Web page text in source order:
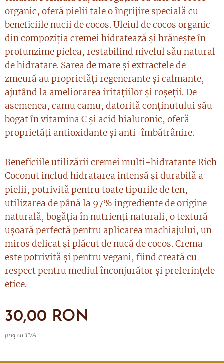
organic, oferă pielii tale o îngrijire specială cu
beneficiile nucii de cocos. Uleiul de cocos organic
din compoziția cremei hidratează și hrănește în
profunzime pielea, restabilind nivelul său natural
de hidratare. Sarea de mare și extractele de
zmeură au proprietăți regenerante și calmante,
ajutând la ameliorarea iritațiilor și roșeții. De
asemenea, camu camu, datorită conținutului său
bogat în vitamina C și acid hialuronic, oferă
proprietăți antioxidante și anti-îmbătrânire.
Beneficiile utilizării cremei multi-hidratante Rich
Coconut includ hidratarea intensă și durabilă a
pielii, potrivită pentru toate tipurile de ten,
utilizarea de până la 97% ingrediente de origine
naturală, bogăția în nutrienți naturali, o textură
ușoară perfectă pentru aplicarea machiajului, un
miros delicat și plăcut de nucă de cocos. Crema
este potrivită și pentru vegani, fiind creată cu
respect pentru mediul înconjurător și preferințele
etice.
30,00 RON
preț cu TVA